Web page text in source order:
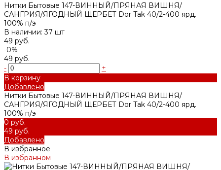
Нитки Бытовые 147-ВИННЫЙ/ПРЯНАЯ ВИШНЯ/
САНГРИЯ/ЯГОДНЫЙ ЩЕРБЕТ Dor Tak 40/2-400 ярд.
100% п/э
В наличии: 37 шт
49 руб.
-0%
49 руб.
-
+
В корзину
Добавлено
Нитки Бытовые 147-ВИННЫЙ/ПРЯНАЯ ВИШНЯ/
САНГРИЯ/ЯГОДНЫЙ ЩЕРБЕТ Dor Tak 40/2-400 ярд.
100% п/э
0 руб.
49 руб.
Добавлено
В избранное
В избранном